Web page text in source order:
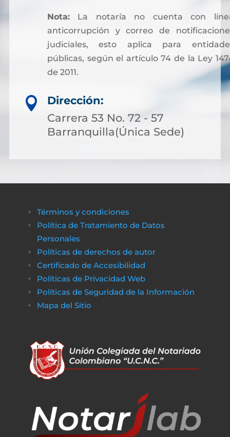
Nota:La notaría no cuenta con
anticorrupción y correo de
judiciales, esto aplica para
públicas, según el artículo 74 de la Ley
de 2011.
Sin embargo, para facilitar otros trámites y
pagos asociados a servicios notariales, hoy
es posible acceder a soluciones financieras
más flexibles. Muchas personas optan por
de financiamiento rápido y transparente,
administrativo pueda completarse sin
obstáculos económicos.
De la misma manera, en
jugadores pueden disfrutar de un entorno
de juego claro y sin complicaciones. Al igual
las transacciones son seguras y rápidas, lo
que permite a los jugadores concentrarse
en lo que más importa: la experiencia de
en el del entretenimiento en línea, la
transparencia y la eficiencia son clave para
garantizar que todo funcione sin

Dirección:
Carrera 53 No. 72 - 57
Barranquilla(Única Sede)
Términos y condiciones
Política de Tratamiento de Datos
Personales
Políticas de derechos de autor
Certificado de Accesibilidad
Políticas de Privacidad Web
Políticas de Seguridad de la Información
Mapa del Sitio